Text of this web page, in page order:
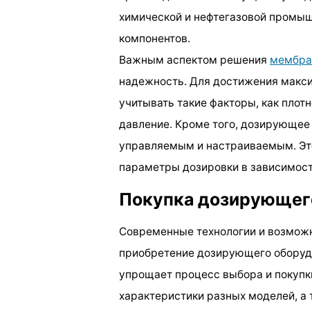
химической и нефтегазовой
компонентов.
Важным аспектом решения
надежность. Для достижения
учитывать такие факторы, как
давление. Кроме того,
управляемым и настраиваемым.
параметры дозировки в
Покупка
Современные технологии и
приобретение дозирующего
упрощает процесс выбора и
характеристики разных моделей, а